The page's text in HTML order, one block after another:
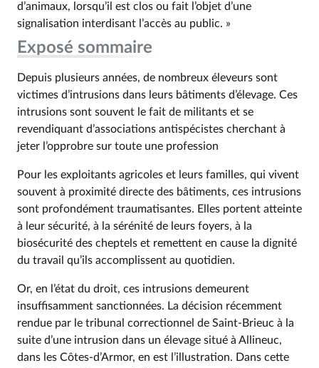
d’animaux, lorsqu’il est clos ou fait l’objet d’une
signalisation interdisant l’accès au public. »
Exposé sommaire
Depuis plusieurs années, de nombreux éleveurs sont
victimes d’intrusions dans leurs bâtiments d’élevage. Ces
intrusions sont souvent le fait de militants et se
revendiquant d’associations antispécistes cherchant à
jeter l’opprobre sur toute une profession
Pour les exploitants agricoles et leurs familles, qui vivent
souvent à proximité directe des bâtiments, ces intrusions
sont profondément traumatisantes. Elles portent atteinte
à leur sécurité, à la sérénité de leurs foyers, à la
biosécurité des cheptels et remettent en cause la dignité
du travail qu’ils accomplissent au quotidien.
Or, en l’état du droit, ces intrusions demeurent
insuffisamment sanctionnées. La décision récemment
rendue par le tribunal correctionnel de Saint-Brieuc à la
suite d’une intrusion dans un élevage situé à Allineuc,
dans les Côtes-d’Armor, en est l’illustration. Dans cette